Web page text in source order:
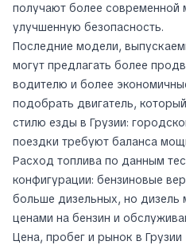
получают более современной
улучшенную безопасность.
Последние модели,
могут предлагать более
водителю и более
подобрать двигатель,
стилю езды в Грузии:
поездки требуют баланса
Расход топлива по данным
конфигурации: бензиновые
больше дизельных, но дизель
ценами на бензин и
Цена, пробег и рынок в Грузии